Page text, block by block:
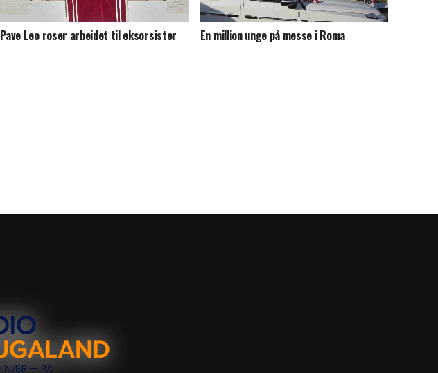
Pave Leo roser arbeidet til eksorsister En million unge på messe i Roma